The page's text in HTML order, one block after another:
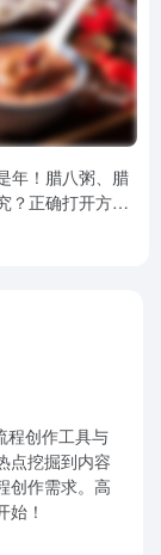
年！腊八粥、腊
？正确打开方式
程创作工具与
点挖掘到内容
创作需求。高
！